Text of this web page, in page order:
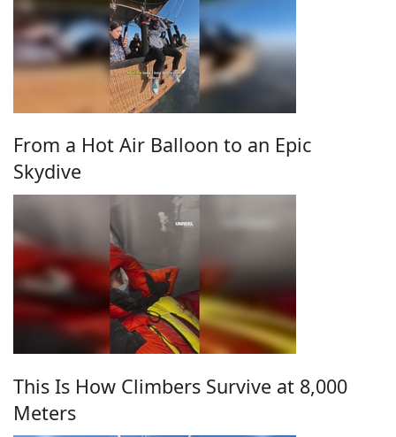
From a Hot Air Balloon to an Epic
Skydive
This Is How Climbers Survive at 8,000
Meters